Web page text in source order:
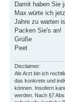
Damit haben Sie
Max.würte ich
Jahre zu warten
Packen Sie's an!
Grüße
Peet
Disclaimer:
Als Arzt bin ich
das konkrete und
können. Insofern
werden. Nach §7